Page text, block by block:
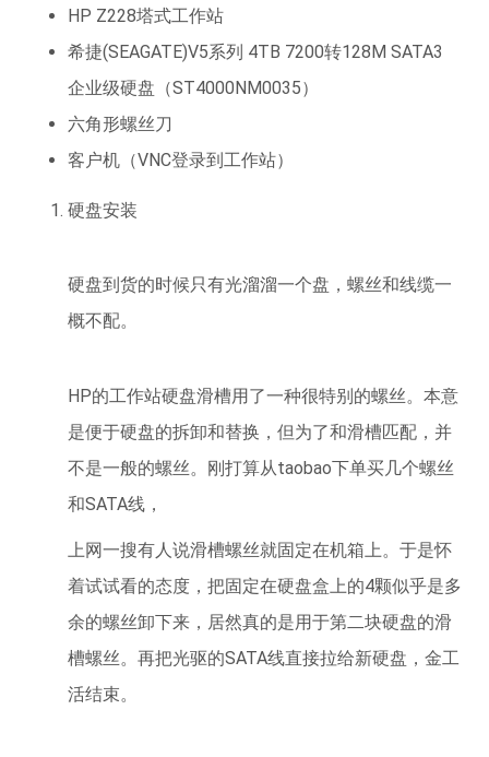
HP Z228塔式工作站
希捷(SEAGATE)V5系列 4TB 7200转128M SATA3
企业级硬盘（ST4000NM0035）
六角形螺丝刀
客户机（VNC登录到工作站）
硬盘安装
硬盘到货的时候只有光溜溜一个盘，螺丝和线缆一
概不配。
HP的工作站硬盘滑槽用了一种很特别的螺丝。本意
是便于硬盘的拆卸和替换，但为了和滑槽匹配，并
不是一般的螺丝。刚打算从taobao下单买几个螺丝
和SATA线，
上网一搜有人说滑槽螺丝就固定在机箱上。于是怀
着试试看的态度，把固定在硬盘盒上的4颗似乎是多
余的螺丝卸下来，居然真的是用于第二块硬盘的滑
槽螺丝。再把光驱的SATA线直接拉给新硬盘，金工
活结束。